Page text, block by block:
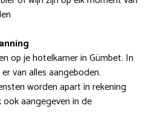
op je hotelkamer in Gümbet. In
van alles aangeboden.
worden apart in rekening
aangegeven in de